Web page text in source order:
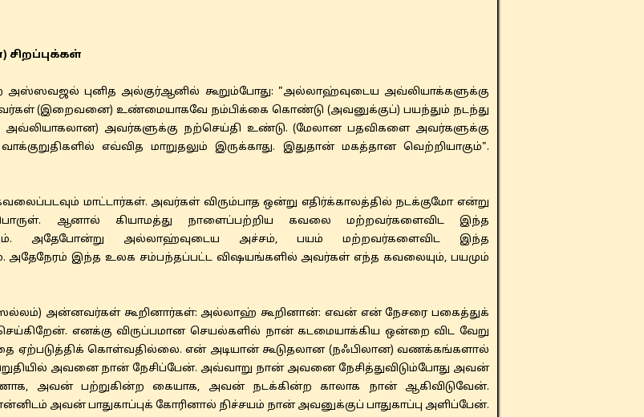
புனித அல்குர்ஆனில் கூறும்போது: "அல்லாஹ்வுடைய அவ்லியாக்களுக்கு
(இறைவனை) உண்மையாகவே நம்பிக்கை கொண்டு (அவனுக்குப்) பயந்தும் நடந்து
அவ்லியாகலான) அவர்களுக்கு நற்செய்தி உண்டு. (மேலான பதவிகளை அவர்களுக்கு
எவ்வித மாறுதலும் இருக்காது. இதுதான் மகத்தான வெற்றியாகும்".
மாட்டார்கள். அவர்கள் விரும்பாத ஒன்று எதிர்க்காலத்தில் நடக்குமோ என்று
ஆனால் கியாமத்து நாளைப்பற்றிய கவலை மற்றவர்களைவிட இந்த
அதேபோன்று அல்லாஹ்வுடைய அச்சம், பயம் மற்றவர்களைவிட இந்த
அதேநேரம் இந்த உலக சம்பந்தப்பட்ட விஷயங்களில் அவர்கள் எந்த கவலையும், பயமும்
அன்னவர்கள் கூறினார்கள்: அல்லாஹ் கூறினான்: எவன் என் நேசரை பகைத்துக்
எனக்கு விருப்பமான செயல்களில் நான் கடமையாக்கிய ஒன்றை விட வேறு
ஏற்படுத்திக் கொள்வதில்லை. என் அடியான் கூடுதலான (நஃபிலான) வணக்கங்களால்
அவனை நான் நேசிப்பேன். அவ்வாறு நான் அவனை நேசித்துவிடும்போது அவன்
அவன் பற்றுகின்ற கையாக, அவன் நடக்கின்ற காலாக நான் ஆகிவிடுவேன்.
அவன் பாதுகாப்புக் கோரினால் நிச்சயம் நான் அவனுக்குப் பாதுகாப்பு அளிப்பேன்.